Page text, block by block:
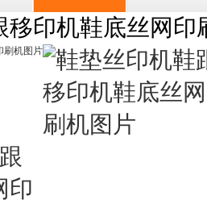
移印机鞋底丝网印